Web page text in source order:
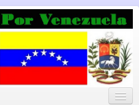
que le ha caido a esta tierra